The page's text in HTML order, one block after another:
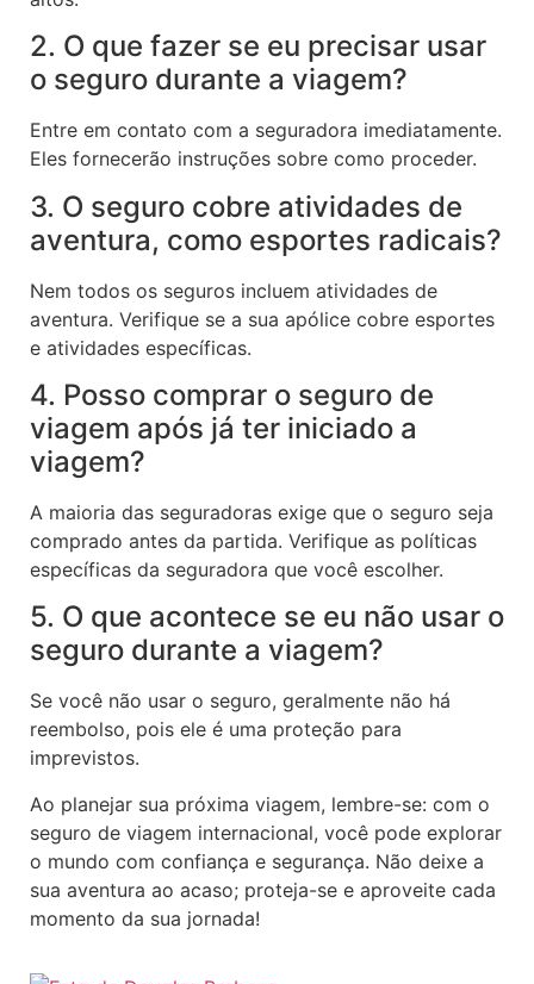
2. O que fazer se eu precisar usar
o seguro durante a viagem?
Entre em contato com a seguradora imediatamente.
Eles fornecerão instruções sobre como proceder.
3. O seguro cobre atividades de
aventura, como esportes radicais?
Nem todos os seguros incluem atividades de
aventura. Verifique se a sua apólice cobre esportes
e atividades específicas.
4. Posso comprar o seguro de
viagem após já ter iniciado a
viagem?
A maioria das seguradoras exige que o seguro seja
comprado antes da partida. Verifique as políticas
específicas da seguradora que você escolher.
5. O que acontece se eu não usar o
seguro durante a viagem?
Se você não usar o seguro, geralmente não há
reembolso, pois ele é uma proteção para
imprevistos.
Ao planejar sua próxima viagem, lembre-se: com o
seguro de viagem internacional, você pode explorar
o mundo com confiança e segurança. Não deixe a
sua aventura ao acaso; proteja-se e aproveite cada
momento da sua jornada!